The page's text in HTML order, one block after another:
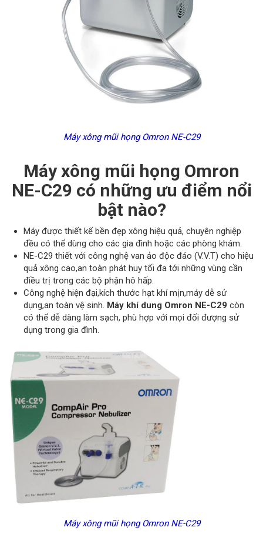
Máy xông mũi họng Omron NE-C29
Máy xông mũi họng Omron
NE-C29 có những ưu điểm nổi
bật nào?
Máy được thiết kế bền đẹp xông hiệu quả, chuyên nghiệp
đều có thể dùng cho các gia đình hoặc các phòng khám.
NE-C29 thiết với công nghệ van ảo độc đáo (V.V.T) cho hiệu
quả xông cao,an toàn phát huy tối đa tới những vùng cần
điều trị trong các bộ phận hô hấp.
Công nghệ hiện đại,kích thước hạt khí mịn,máy dễ sử
dụng,an toàn vệ sinh. Máy khí dung Omron NE-C29 còn
có thể dễ dàng làm sạch, phù hợp với mọi đối đượng sử
dụng trong gia đình.
Máy xông mũi họng Omron NE-C29